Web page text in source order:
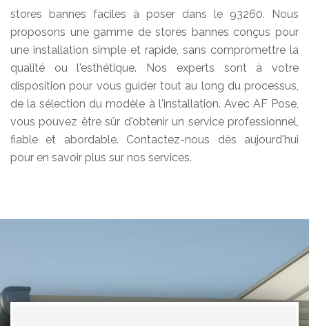
stores bannes faciles à poser dans le 93260. Nous
proposons une gamme de stores bannes conçus pour
une installation simple et rapide, sans compromettre la
qualité ou l'esthétique. Nos experts sont à votre
disposition pour vous guider tout au long du processus,
de la sélection du modèle à l'installation. Avec AF Pose,
vous pouvez être sûr d'obtenir un service professionnel,
fiable et abordable. Contactez-nous dès aujourd'hui
pour en savoir plus sur nos services.